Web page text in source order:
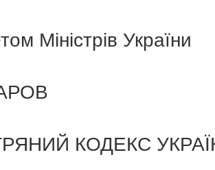
Міністрів України
КОДЕКС